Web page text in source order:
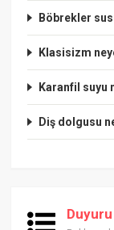
Böbrekler
Klasisizm
Karanfil suyu
Diş dolgusu
Duyuru